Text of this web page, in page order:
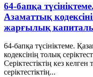
64-бапқа
Азаматтық
жарғылық
64-бапқа түсініктеме.
кодексінің толық
Серіктестіктің кез
серіктестіктің...